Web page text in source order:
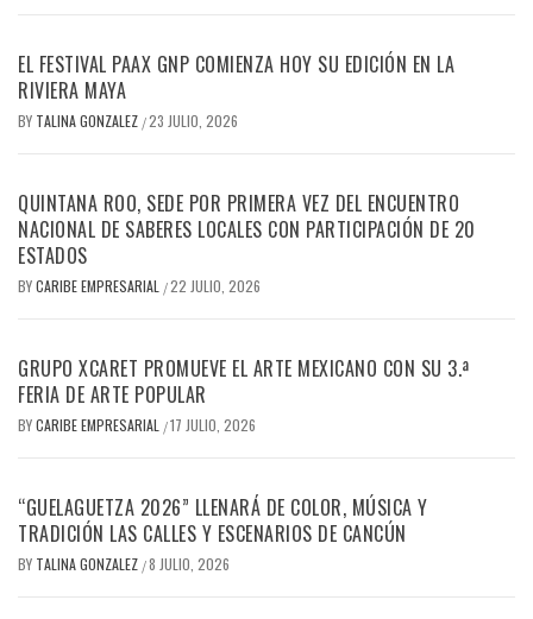
EL FESTIVAL PAAX GNP COMIENZA HOY SU EDICIÓN EN LA
RIVIERA MAYA
BY TALINA GONZALEZ /23 JULIO, 2026
QUINTANA ROO, SEDE POR PRIMERA VEZ DEL ENCUENTRO
NACIONAL DE SABERES LOCALES CON PARTICIPACIÓN DE 20
ESTADOS
BYCARIBE EMPRESARIAL /22 JULIO, 2026
GRUPO XCARET PROMUEVE EL ARTE MEXICANO CON SU 3.ª
FERIA DE ARTE POPULAR
BYCARIBE EMPRESARIAL /17 JULIO, 2026
“GUELAGUETZA 2026” LLENARÁ DE COLOR, MÚSICA Y
TRADICIÓN LAS CALLES Y ESCENARIOS DE CANCÚN
BY TALINA GONZALEZ /8 JULIO, 2026